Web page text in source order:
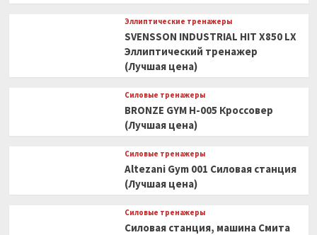
Эллиптические тренажеры
SVENSSON INDUSTRIAL HIT X850 LX
Эллиптический тренажер
(Лучшая цена)
Силовые тренажеры
BRONZE GYM H-005 Кроссовер
(Лучшая цена)
Силовые тренажеры
Altezani Gym 001 Силовая станция
(Лучшая цена)
Силовые тренажеры
Силовая станция, машина Смита